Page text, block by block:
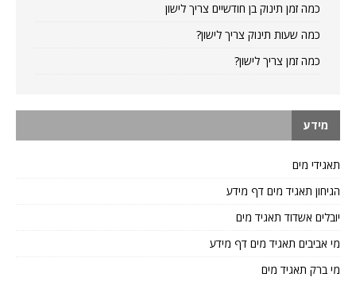
כמה זמן תינוק בן חודשיים צריך לישון
כמה שעות תינוק צריך לישון?
כמה זמן צריך לישון?
מידע
תאגידי מים
הגיחון תאגיד מים דף מידע
יובלים אשדוד תאגיד מים
מי אביבים תאגיד מים דף מידע
מי ברק תאגיד מים